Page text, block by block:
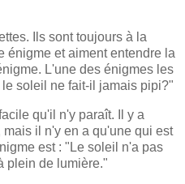
Ils sont toujours à la
énigme et aiment entendre la
L'une des énigmes les
soleil ne fait-il jamais pipi?"
qu'il n'y paraît. Il y a
il n'y en a qu'une qui est
est : "Le soleil n'a pas
plein de lumière."